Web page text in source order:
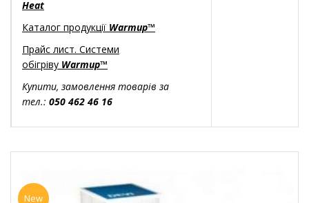
Heat
Каталог продукції Warmup™
Прайс лист. Системи
обігріву Warmup™
Купити, замовлення товарів за
тел.: 050 462 46 16
New